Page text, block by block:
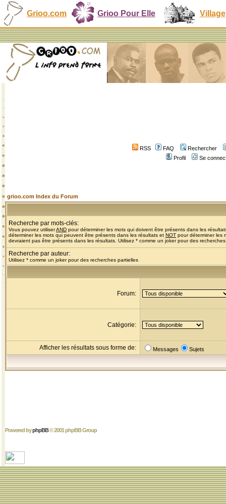
Grioo.com Grioo Pour Elle Village
RSS FAQ
Rechercher
Profil
Se
grioo.com Index du Forum
Recherche par mots-clés:
Vous pouvez utiliserAND pour déterminer les mots qui doivent être présents dans les
déterminer les mots qui peuvent être présents dans les résultats et NOT pour déterminer les
devraient pas être présents dans les résultats. Utilisez * comme un joker pour des
Recherche par auteur:
Utilisez * comme un joker pour des recherches partielles
Forum:
Catégorie:
Afficher les résultats sous forme de: Messages Sujets
Powered byphpBB© 2001 phpBB Group